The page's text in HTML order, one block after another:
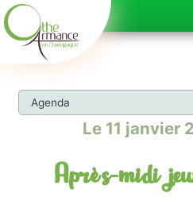
Aller
au
contenu
Agenda
Le 11 janvier
Après-midi